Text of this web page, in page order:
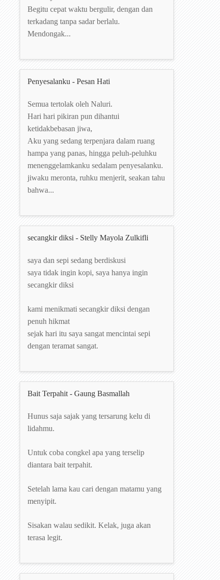
Begitu cepat waktu bergulir, dengan dan
terkadang tanpa sadar berlalu.
Mendongak...
Penyesalanku - Pesan Hati
Semua tertolak oleh Naluri.
Hari hari pikiran pun dihantui
ketidakbebasan jiwa,
Aku yang sedang terpenjara dalam ruang
hampa yang panas, hingga peluh-peluhku
menenggelamkanku sedalam penyesalanku.
jiwaku meronta, ruhku menjerit, seakan tahu
bahwa...
secangkir diksi - Stelly Mayola Zulkifli
saya dan sepi sedang berdiskusi
saya tidak ingin kopi, saya hanya ingin
secangkir diksi
kami menikmati secangkir diksi dengan
penuh hikmat
sejak hari itu saya sangat mencintai sepi
dengan teramat sangat.
Bait Terpahit - Gaung Basmallah
Hunus saja sajak yang tersarung kelu di
lidahmu.
Untuk coba congkel apa yang terselip
diantara bait terpahit.
Setelah lama kau cari dengan matamu yang
menyipit.
Sisakan walau sedikit. Kelak, juga akan
terasa legit.